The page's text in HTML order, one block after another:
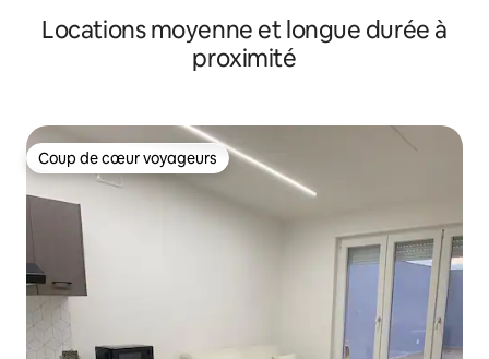
Locations moyenne et longue durée à
proximité
Coup de cœur voyageurs
Coup de cœur voyageurs